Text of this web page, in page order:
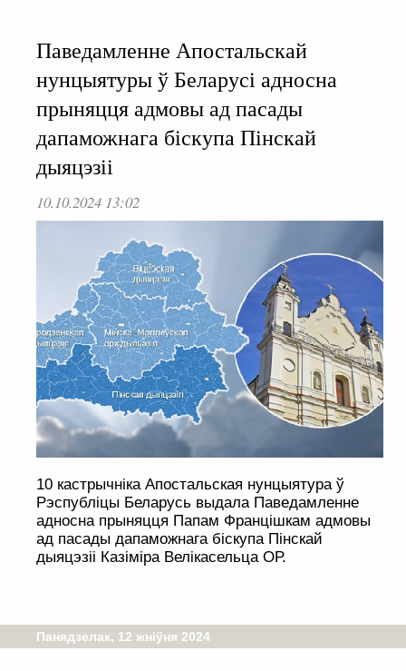
Паведамленне Апостальскай
нунцыятуры ў Беларусі адносна
прыняцця адмовы ад пасады
дапаможнага біскупа Пінскай
дыяцэзіі
10.10.2024 13:02
10 кастрычніка Апостальская нунцыятура ў
Рэспубліцы Беларусь выдала Паведамленне
адносна прыняцця Папам Францішкам адмовы
ад пасады дапаможнага біскупа Пінскай
дыяцэзіі Казіміра Велікасельца ОР.
Панядзелак, 12 жніўня 2024